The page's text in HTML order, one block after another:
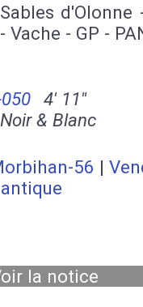
d'Olonne
Vache - GP -
4' 11''
& Blanc
56 |
la notice